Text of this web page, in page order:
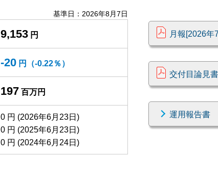
基準日： 2026年8月7日
9,153 円
-20 円（-0.22％）
197 百万円
0 円 (2026年6月23日)
0 円 (2025年6月23日)
0 円 (2024年6月24日)
月報[2026年
交付目論見書
運用報告書